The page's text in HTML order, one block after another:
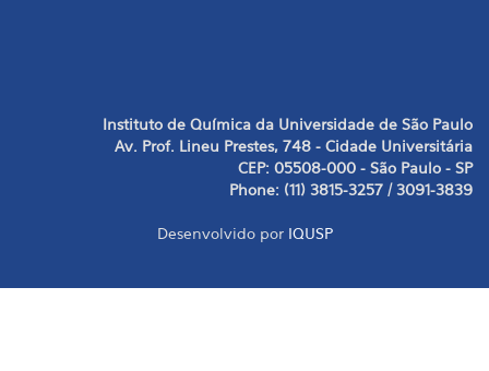
Instituto de Química da Universidade de São Paulo
Av. Prof. Lineu Prestes, 748 - Cidade Universitária
CEP: 05508-000 - São Paulo - SP
Phone: (11) 3815-3257 / 3091-3839
Desenvolvido por IQUSP